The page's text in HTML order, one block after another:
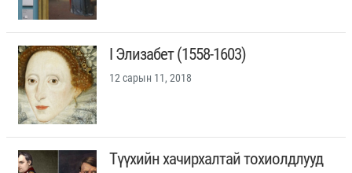
I Элизабет (1558-1603)
12 сарын 11, 2018
Түүхийн хачирхалтай тохиолдлууд